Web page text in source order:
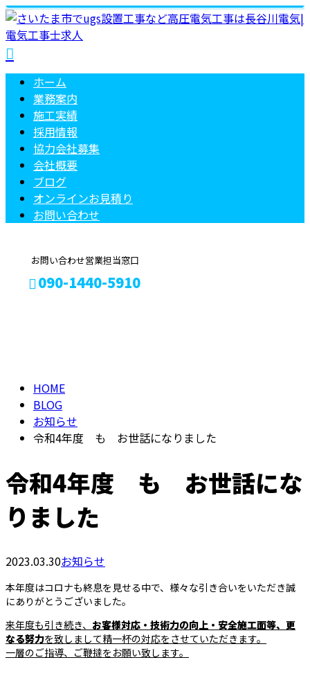
ホーム
業務案内
施工実績
採用情報
協力会社募集
会社概要
ブログ
オンラインお見積り
お問い合わせ
お問い合わせ営業担当窓口
090-1440-5910
HOME
BLOG
お知らせ
令和4年度 も お世話になりました
令和4年度 も お世話にな
りました
2023.03.30お知らせ
本年度はコロナも終息を見せる中で、様々な引き合いをいただき誠
にありがとうございました。
来年度も引き続き、 お客様対応・技術力の向上・安全施工面等、更
なる努力を致しまして精一杯の対応をさせていただきます。
一層のご指導、ご鞭撻をお願い致します。